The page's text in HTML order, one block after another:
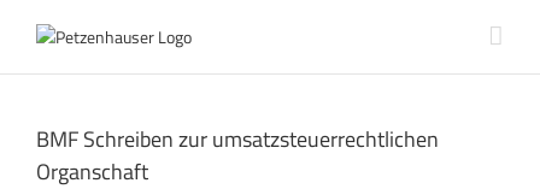
Inhalt
BMF Schreiben zur umsatzsteuerrechtlichen
Organschaft